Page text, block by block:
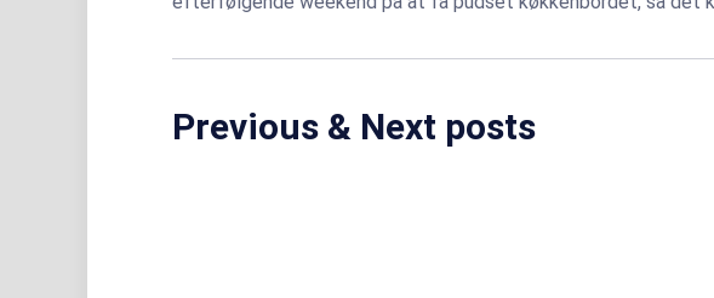
Previous & Next posts